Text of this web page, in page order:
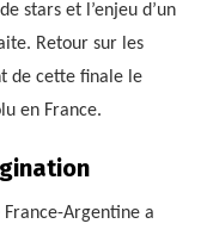
stars et l’enjeu d’un
Retour sur les
de cette finale le
en France.
Argentine a